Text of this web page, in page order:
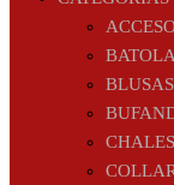
CHALES